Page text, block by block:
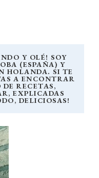
Y OLÉ! SOY
(ESPAÑA) Y
HOLANDA. SI TE
A ENCONTRAR
RECETAS,
EXPLICADAS
DELICIOSAS!